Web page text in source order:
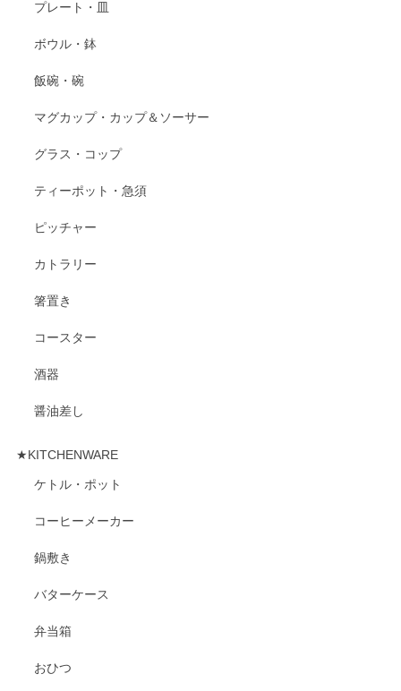
プレート・皿
ボウル・鉢
飯碗・碗
マグカップ・カップ＆ソーサー
グラス・コップ
ティーポット・急須
ピッチャー
カトラリー
箸置き
コースター
酒器
醤油差し
★KITCHENWARE
ケトル・ポット
コーヒーメーカー
鍋敷き
バターケース
弁当箱
おひつ